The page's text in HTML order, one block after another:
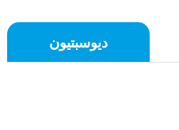
ديوسبتيون